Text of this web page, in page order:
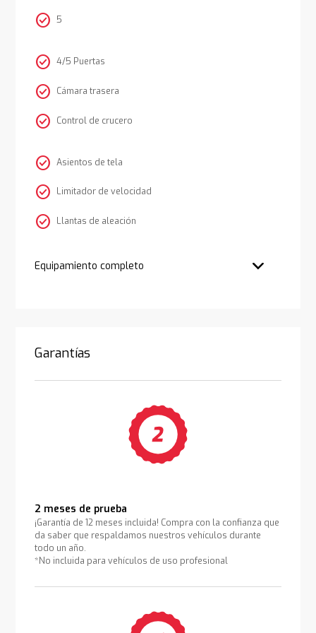
check_circle 5
check_circle 4/5 Puertas
check_circle Cámara trasera
check_circle Control de crucero
check_circle Asientos de tela
check_circle Limitador de velocidad
check_circle Llantas de aleación
Equipamiento completo
Garantías
2 meses de prueba
¡Garantía de 12 meses incluida! Compra con la confianza que
da saber que respaldamos nuestros vehículos durante
todo un año.
*No incluida para vehículos de uso profesional